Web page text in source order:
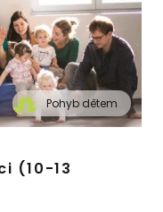
Praha 2,
Pohyb dětem
(10-13